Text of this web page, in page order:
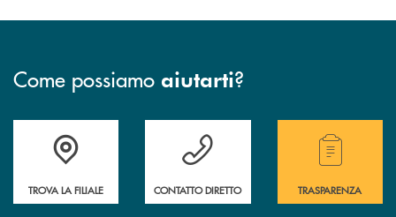
Come possiamo aiutarti?
Accedi all' elenco completo delle filiali della Cassa Rurale.
TROVA LA FILIALE
Hai bisogno di assistenza immediata?
CONTATTO DIRETTO
Hai bisogno di
TRASPARENZA